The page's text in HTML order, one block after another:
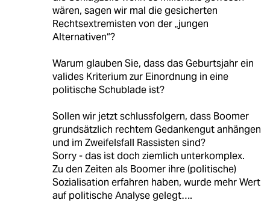
wären, sagen wir mal die gesicherten
Rechtsextremisten von der „jungen
Alternativen“?
Warum glauben Sie, dass das Geburtsjahr ein
valides Kriterium zur Einordnung in eine
politische Schublade ist?
Sollen wir jetzt schlussfolgern, dass Boomer
grundsätzlich rechtem Gedankengut anhängen
und im Zweifelsfall Rassisten sind?
Sorry - das ist doch ziemlich unterkomplex.
Zu den Zeiten als Boomer ihre (politische)
Sozialisation erfahren haben, wurde mehr Wert
auf politische Analyse gelegt….